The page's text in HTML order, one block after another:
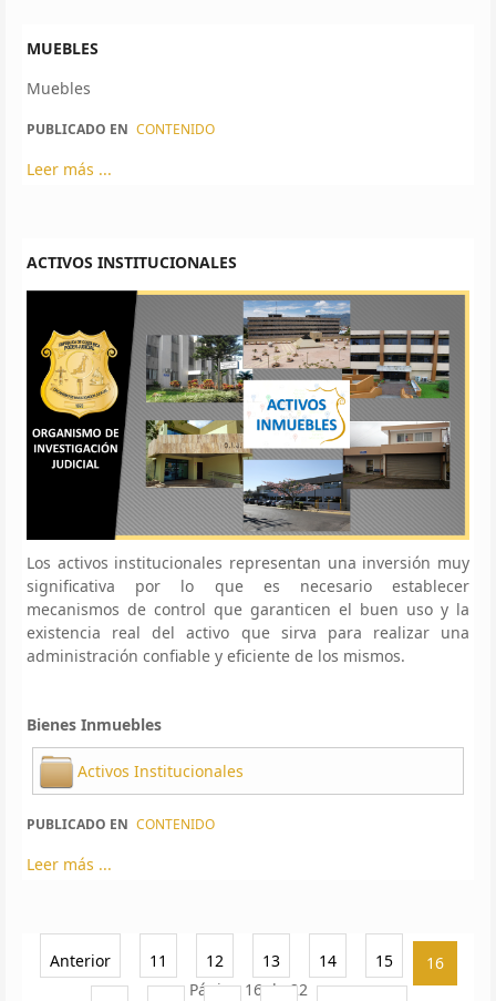
MUEBLES
Muebles
PUBLICADO EN CONTENIDO
Leer más ...
ACTIVOS INSTITUCIONALES
Los activos institucionales representan una inversión muy
significativa por lo que es necesario establecer
mecanismos de control que garanticen el buen uso y la
existencia real del activo que sirva para realizar una
administración confiable y eficiente de los mismos.
Bienes Inmuebles
Activos Institucionales
PUBLICADO EN CONTENIDO
Leer más ...
Anterior 11 12 13 14 15 16
Página 16 de 22